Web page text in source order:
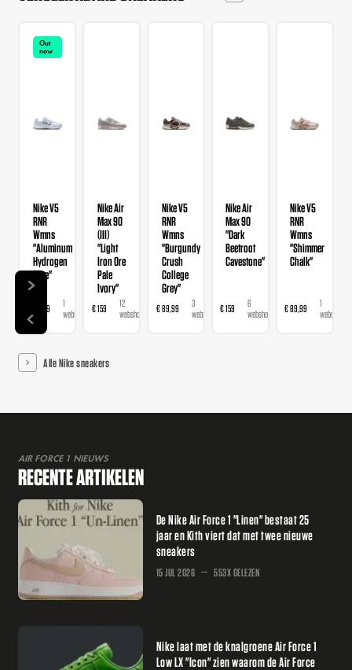
Out
now
Nike V5
RNR
Wmns
"Aluminum
Hydrogen
Blue"
€ 89,99
1
webshop
Nike Air
Max 90
(III)
"Light
Iron Ore
Pale
Ivory"
€ 159
12
webshops
Nike V5
RNR
Wmns
"Burgundy
Crush
College
Grey"
€ 89,99
3
webshops
Nike Air
Max 90
"Dark
Beetroot
Cavestone"
€ 159
6
webshops
Nike V5
RNR
Wmns
"Shimmer
Chalk"
€ 89,99
1
webshop
Alle Nike sneakers
AIR FORCE 1 NIEUWS
RECENTE ARTIKELEN
De Nike Air Force 1 "Linen" bestaat 25
jaar en Kith viert dat met twee nieuwe
sneakers
15 JUL 2026 553X GELEZEN
Nike laat met de knalgroene Air Force 1
Low LX "Icon" zien waarom de Air Force